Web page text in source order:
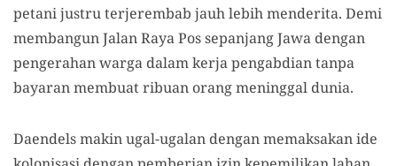
petani justru terjerembab jauh lebih menderita. Demi
membangun Jalan Raya Pos sepanjang Jawa dengan
pengerahan warga dalam kerja pengabdian tanpa
bayaran membuat ribuan orang meninggal dunia.
Daendels makin ugal-ugalan dengan memaksakan ide